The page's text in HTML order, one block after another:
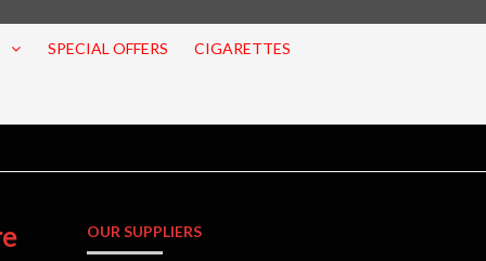
SPECIAL OFFERS CIGARETTES
OUR SUPPLIERS